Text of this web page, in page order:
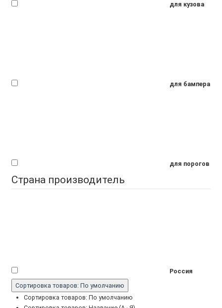
для кузова
для бампера
для порогов
Страна производитель
Россия
Сортировка товаров: По умолчанию
Сортировка товаров: По умолчанию